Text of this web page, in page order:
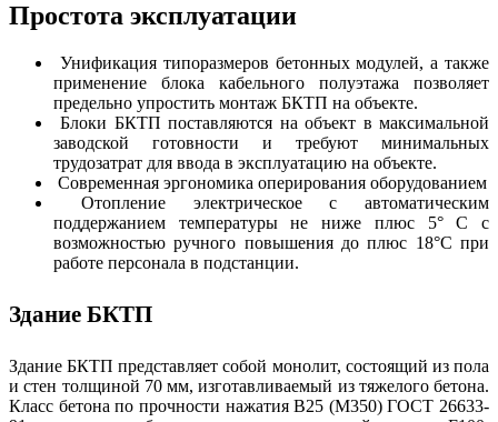
Простота эксплуатации
Унификация типоразмеров бетонных модулей, а также
применение блока кабельного полуэтажа позволяет
предельно упростить монтаж БКТП на объекте.
Блоки БКТП поставляются на объект в максимальной
заводской готовности и требуют минимальных
трудозатрат для ввода в эксплуатацию на объекте.
Современная эргономика оперирования оборудованием
Отопление электрическое с автоматическим
поддержанием температуры не ниже плюс 5° С с
возможностью ручного повышения до плюс 18°С при
работе персонала в подстанции.
Здание БКТП
Здание БКТП представляет собой монолит, состоящий из пола
и стен толщиной 70 мм, изготавливаемый из тяжелого бетона.
Класс бетона по прочности нажатия В25 (М350) ГОСТ 26633-